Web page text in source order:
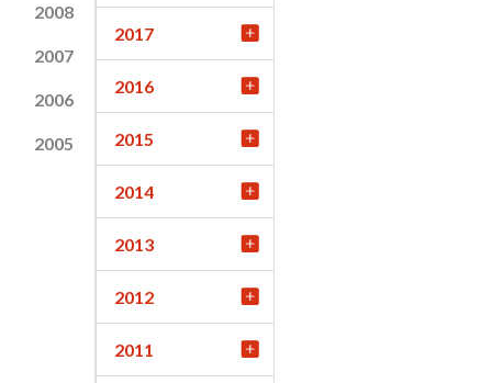
2008
2007
2006
2005
2017
2016
2015
2014
2013
2012
2011